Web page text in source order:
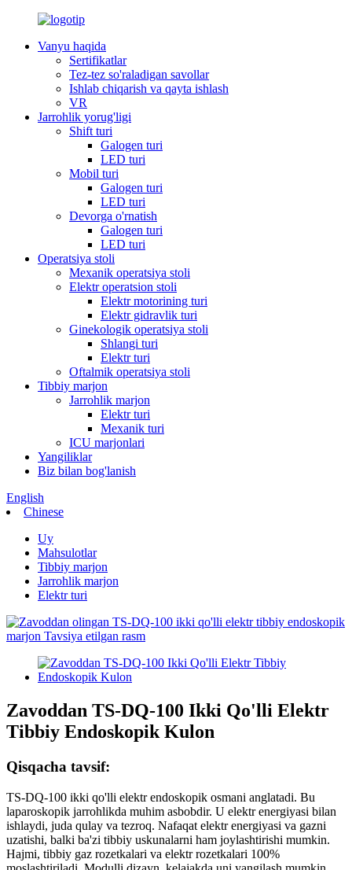
Vanyu haqida
Sertifikatlar
Tez-tez so'raladigan savollar
Ishlab chiqarish va qayta ishlash
VR
Jarrohlik yorug'ligi
Shift turi
Galogen turi
LED turi
Mobil turi
Galogen turi
LED turi
Devorga o'rnatish
Galogen turi
LED turi
Operatsiya stoli
Mexanik operatsiya stoli
Elektr operatsion stoli
Elektr motorining turi
Elektr gidravlik turi
Ginekologik operatsiya stoli
Shlangi turi
Elektr turi
Oftalmik operatsiya stoli
Tibbiy marjon
Jarrohlik marjon
Elektr turi
Mexanik turi
ICU marjonlari
Yangiliklar
Biz bilan bog'lanish
English
Chinese
Uy
Mahsulotlar
Tibbiy marjon
Jarrohlik marjon
Elektr turi
Zavoddan TS-DQ-100 Ikki Qo'lli Elektr
Tibbiy Endoskopik Kulon
Qisqacha tavsif:
TS-DQ-100 ikki qo'lli elektr endoskopik osmani anglatadi. Bu
laparoskopik jarrohlikda muhim asbobdir. U elektr energiyasi bilan
ishlaydi, juda qulay va tezroq. Nafaqat elektr energiyasi va gazni
uzatishi, balki ba'zi tibbiy uskunalarni ham joylashtirishi mumkin.
Hajmi, tibbiy gaz rozetkalari va elektr rozetkalari 100%